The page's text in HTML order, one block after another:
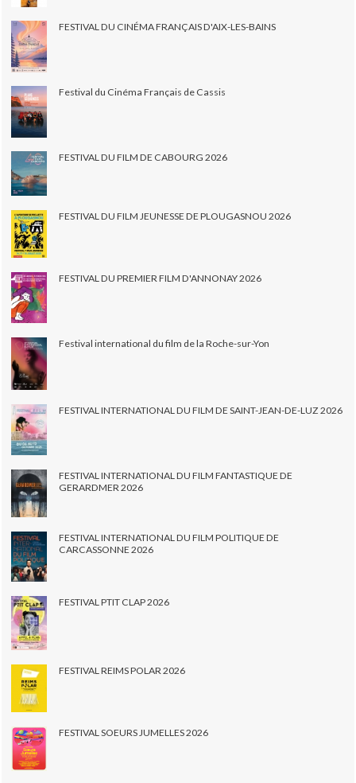
FESTIVAL DU CINÉMA FRANÇAIS D'AIX-LES-BAINS
Festival du Cinéma Français de Cassis
FESTIVAL DU FILM DE CABOURG 2026
FESTIVAL DU FILM JEUNESSE DE PLOUGASNOU 2026
FESTIVAL DU PREMIER FILM D'ANNONAY 2026
Festival international du film de la Roche-sur-Yon
FESTIVAL INTERNATIONAL DU FILM DE SAINT-JEAN-DE-LUZ 2026
FESTIVAL INTERNATIONAL DU FILM FANTASTIQUE DE
GERARDMER 2026
FESTIVAL INTERNATIONAL DU FILM POLITIQUE DE
CARCASSONNE 2026
FESTIVAL PTIT CLAP 2026
FESTIVAL REIMS POLAR 2026
FESTIVAL SOEURS JUMELLES 2026